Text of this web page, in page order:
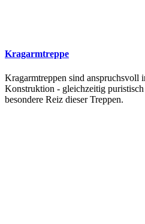
Kragarmtreppe
Kragarmtreppen sind anspruchsvoll
Konstruktion - gleichzeitig
besondere Reiz dieser Treppen.